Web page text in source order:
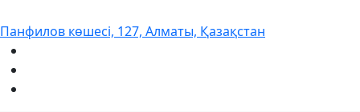
Панфилов көшесі, 127, Алматы, Қазақстан